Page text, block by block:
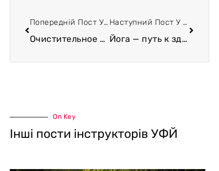
Попередній Пост У Блозі
Очистительное дыхание в йоге — механизмы, эффекты, показания
Наступний Пост У Блозі
Йога — путь к здоровому сердцу. Один из целительных механизмов пранаям
On Key
Інші пости інструкторів УФЙ